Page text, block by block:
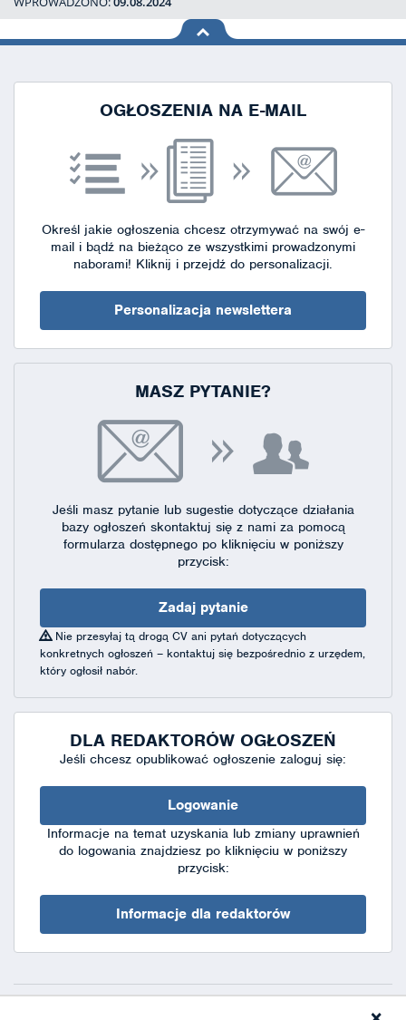
na górę
OGŁOSZENIA NA E-MAIL
Określ jakie ogłoszenia chcesz otrzymywać na swój e-
mail i bądź na bieżąco ze wszystkimi prowadzonymi
naborami! Kliknij i przejdź do personalizacji.
Personalizacja newslettera
MASZ PYTANIE?
Jeśli masz pytanie lub sugestie dotyczące działania
bazy ogłoszeń skontaktuj się z nami za pomocą
formularza dostępnegopo kliknięciu w poniższy
przycisk:
Zadaj pytanie
Nie przesyłaj tą drogą CV ani pytań dotyczących
konkretnych ogłoszeń – kontaktuj się bezpośrednio z urzędem,
który ogłosił nabór.
DLA REDAKTORÓW OGŁOSZEŃ
Jeśli chcesz opublikować ogłoszenie zaloguj się:
Logowanie
Informacje na temat uzyskania lub zmiany uprawnień
do logowania znajdziesz po kliknięciu w poniższy
przycisk:
Informacje dla redaktorów
XML